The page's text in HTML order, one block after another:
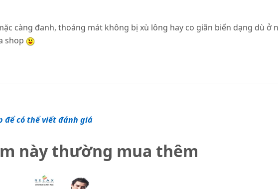
càng đanh, thoáng mát không bị xù lông hay co giãn biến dạng dù ở
shop
để có thể viết đánh giá
này thường mua thêm